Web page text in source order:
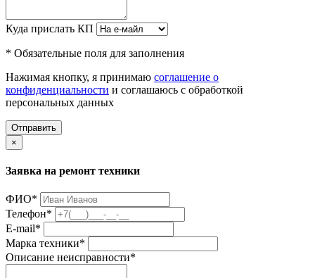
Куда прислать КП
* Обязательные поля для заполнения
Нажимая кнопку, я принимаю соглашение о
конфиденциальности и соглашаюсь с обработкой
персональных данных
Отправить
×
Заявка на ремонт техники
ФИО*
Телефон*
E-mail*
Марка техники*
Описание неисправности*